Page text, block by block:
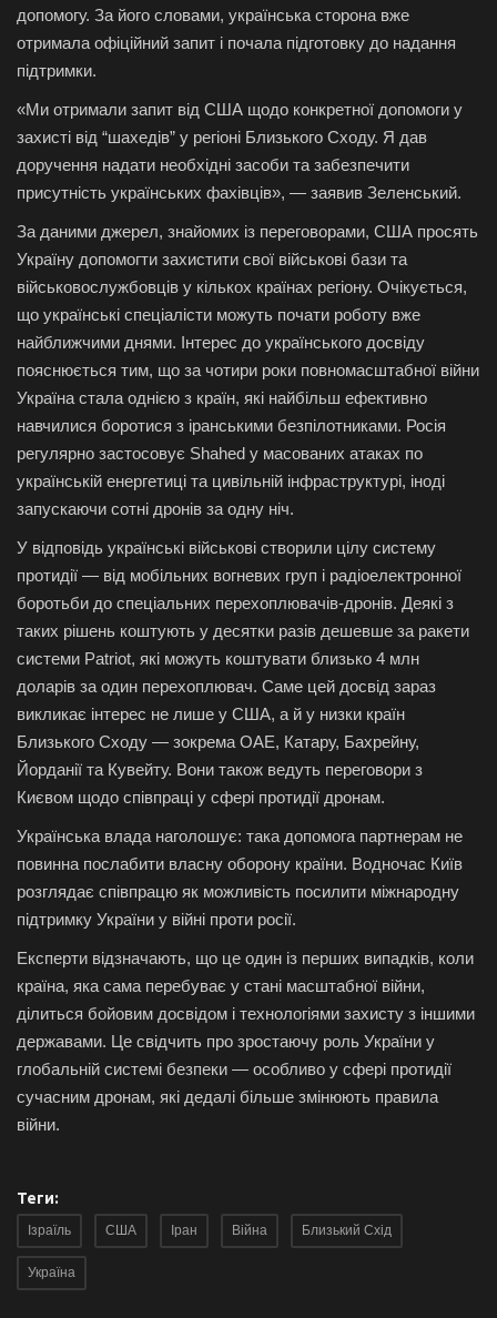
English Ukraine
допомогу. За його словами, українська сторона вже
отримала офіційний запит і почала підготовку до надання
підтримки.
«Ми отримали запит від США щодо конкретної допомоги у
захисті від “шахедів” у регіоні Близького Сходу. Я дав
доручення надати необхідні засоби та забезпечити
присутність українських фахівців», — заявив Зеленський.
За даними джерел, знайомих із переговорами, США просять
Україну допомогти захистити свої військові бази та
військовослужбовців у кількох країнах регіону. Очікується,
що українські спеціалісти можуть почати роботу вже
найближчими днями. Інтерес до українського досвіду
пояснюється тим, що за чотири роки повномасштабної війни
Україна стала однією з країн, які найбільш ефективно
навчилися боротися з іранськими безпілотниками. Росія
регулярно застосовує Shahed у масованих атаках по
українській енергетиці та цивільній інфраструктурі, іноді
запускаючи сотні дронів за одну ніч.
У відповідь українські військові створили цілу систему
протидії — від мобільних вогневих груп і радіоелектронної
боротьби до спеціальних перехоплювачів-дронів. Деякі з
таких рішень коштують у десятки разів дешевше за ракети
системи Patriot, які можуть коштувати близько 4 млн
доларів за один перехоплювач. Саме цей досвід зараз
викликає інтерес не лише у США, а й у низки країн
Близького Сходу — зокрема ОАЕ, Катару, Бахрейну,
Йорданії та Кувейту. Вони також ведуть переговори з
Києвом щодо співпраці у сфері протидії дронам.
Українська влада наголошує: така допомога партнерам не
повинна послабити власну оборону країни. Водночас Київ
розглядає співпрацю як можливість посилити міжнародну
підтримку України у війні проти росії.
Експерти відзначають, що це один із перших випадків, коли
країна, яка сама перебуває у стані масштабної війни,
ділиться бойовим досвідом і технологіями захисту з іншими
державами. Це свідчить про зростаючу роль України у
глобальній системі безпеки — особливо у сфері протидії
сучасним дронам, які дедалі більше змінюють правила
війни.
Теги:
Ізраїль США Іран Війна Близький Схід
Україна